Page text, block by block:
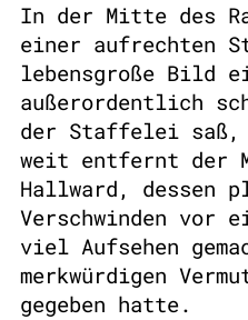
In der Mitte des
einer aufrechten
lebensgroße Bild
außerordentlich
der Staffelei
weit entfernt der
Hallward, dessen
Verschwinden vor
viel Aufsehen
merkwürdigen
gegeben hatte.